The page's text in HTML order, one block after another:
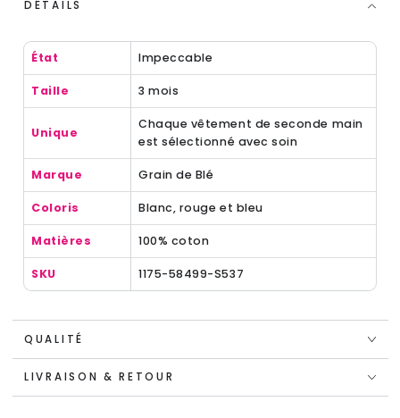
DÉTAILS
État Impeccable
Taille 3 mois
Unique
Chaque vêtement de seconde main
est sélectionné avec soin
Marque Grain de Blé
Coloris Blanc, rouge et bleu
Matières 100% coton
SKU 1175-58499-S537
QUALITÉ
LIVRAISON & RETOUR